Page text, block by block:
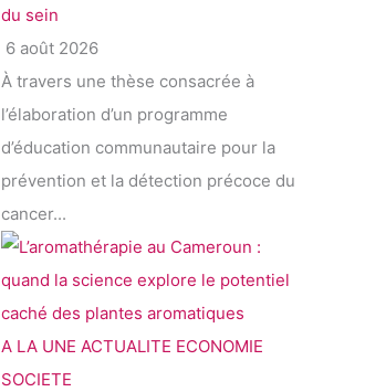
du sein
6 août 2026
À travers une thèse consacrée à
l’élaboration d’un programme
d’éducation communautaire pour la
prévention et la détection précoce du
cancer...
A LA UNE ACTUALITE ECONOMIE
SOCIETE